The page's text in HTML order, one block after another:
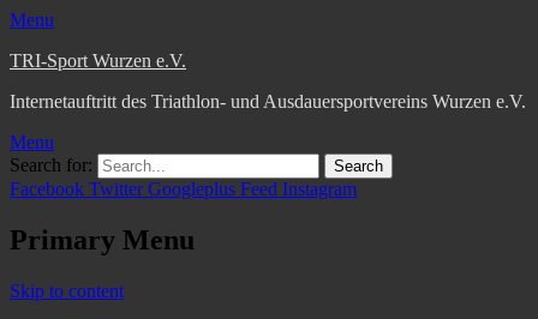
Menu
TRI-Sport Wurzen e.V.
Internetauftritt des Triathlon- und Ausdauersportvereins Wurzen e.V.
Menu
Search for:
Facebook Twitter Googleplus Feed Instagram
Primary Menu
Skip to content